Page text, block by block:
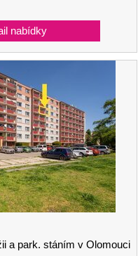
a park. stáním v Olomouci